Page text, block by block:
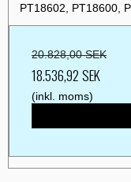
PT18602, PT18600,
20.828,00 SEK
18.536,92 SEK
(inkl. moms)